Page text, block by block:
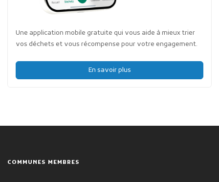
Une application mobile gratuite qui vous aide à mieux trier
vos déchets et vous récompense pour votre engagement.
En savoir plus
COMMUNES MEMBRES